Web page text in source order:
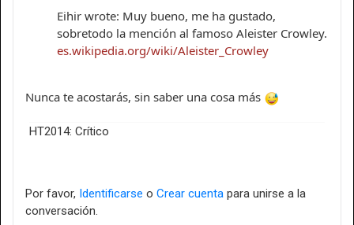
Eihir wrote: Muy bueno, me ha gustado,
sobretodo la mención al famoso Aleister Crowley.
es.wikipedia.org/wiki/Aleister_Crowley
Nunca te acostarás, sin saber una cosa más
HT2014: Crítico
Por favor, Identificarse o Crear cuenta para unirse a la
conversación.